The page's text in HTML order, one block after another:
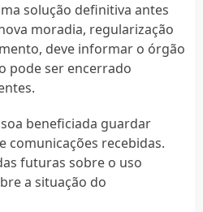
solução definitiva antes
moradia, regularização
deve informar o órgão
pode ser encerrado
beneficiada guardar
comunicações recebidas.
futuras sobre o uso
a situação do